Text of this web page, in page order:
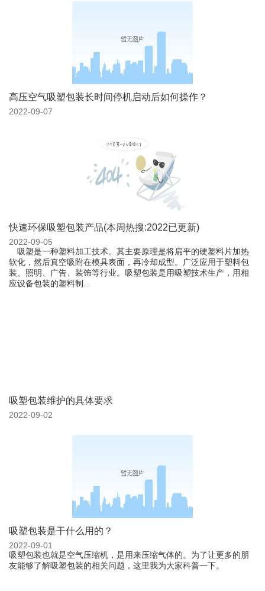
高压空气吸塑包装长时间停机启动后如何操作？
2022-09-07
快速环保吸塑包装产品(本周热搜:2022已更新)
2022-09-05
吸塑是一种塑料加工技术。其主要原理是将扁平的硬塑料片加热
软化，然后真空吸附在模具表面，再冷却成型。广泛应用于塑料包
装、照明、广告、装饰等行业。吸塑包装是用吸塑技术生产，用相
应设备包装的塑料制...
吸塑包装维护的具体要求
2022-09-02
吸塑包装是干什么用的？
2022-09-01
吸塑包装也就是空气压缩机，是用来压缩气体的。为了让更多的朋
友能够了解吸塑包装的相关问题，这里我为大家科普一下。